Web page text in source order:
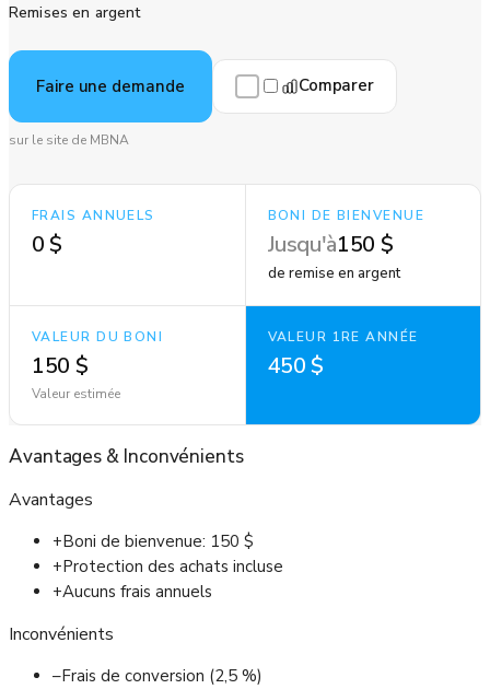
Remises en argent
Faire une demande Comparer
sur le site de MBNA
FRAIS ANNUELS
0 $
BONI DE BIENVENUE
Jusqu'à150 $
de remise en argent
VALEUR DU BONI
150 $
Valeur estimée
VALEUR 1RE ANNÉE
450 $
Avantages & Inconvénients
Avantages
+Boni de bienvenue: 150 $
+Protection des achats incluse
+Aucuns frais annuels
Inconvénients
–Frais de conversion (2,5 %)